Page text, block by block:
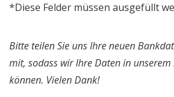
*Diese Felder müssen ausgefüllt
Bitte teilen Sie uns Ihre neuen
mit, sodass wir Ihre Daten in
können. Vielen Dank!